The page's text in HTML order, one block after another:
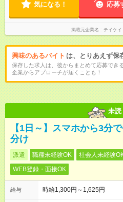
気になる！ 応募
掲載元企業名 テイケイ
興味のあるバイト は、とりあえず保
保存した求人は、後からまとめて応募できる
企業からアプローチが届くことも！
未読
【1日～】スマホから3分
分け
派遣 職種未経験OK 社会人未経験
WEB登録・面接OK
給与 時給1,300円～1,625円